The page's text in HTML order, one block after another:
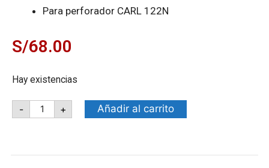
Para perforador CARL 122N
S/68.00
Hay existencias
- + Añadir al carrito